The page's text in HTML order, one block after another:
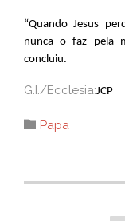
“Quando Jesus
nunca o faz pela
concluiu.
G.I./Ecclesia:JCP
 Category
Papa